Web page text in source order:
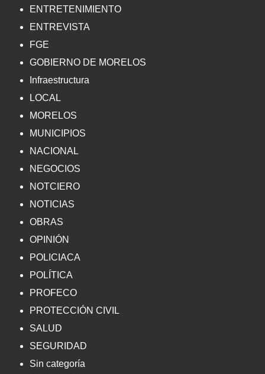
ENTRETENIMIENTO
ENTREVISTA
FGE
GOBIERNO DE MORELOS
Infraestructura
LOCAL
MORELOS
MUNICIPIOS
NACIONAL
NEGOCIOS
NOTCIERO
NOTICIAS
OBRAS
OPINIÓN
POLICIACA
POLÍTICA
PROFECO
PROTECCIÓN CIVIL
SALUD
SEGURIDAD
Sin categoría